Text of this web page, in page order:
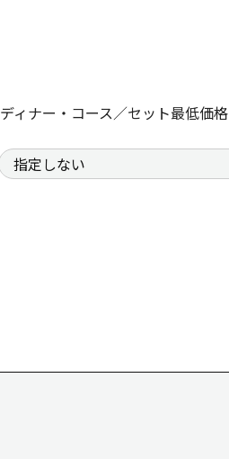
ディナー・コース／セット最低価格